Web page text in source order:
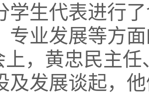
学生代表进行
专业发展等方
黄忠民主任
及发展谈起，